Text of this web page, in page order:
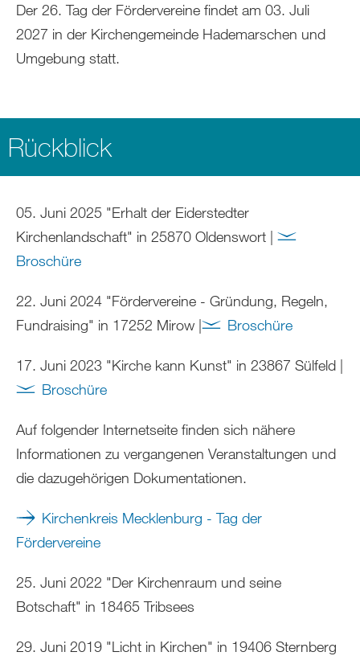
Der 26. Tag der Fördervereine findet am 03. Juli
2027 in der Kirchengemeinde Hademarschen und
Umgebung statt.
Rückblick
05. Juni 2025 "Erhalt der Eiderstedter
Kirchenlandschaft" in 25870 Oldenswort |
Broschüre
22. Juni 2024 "Fördervereine - Gründung, Regeln,
Fundraising" in 17252 Mirow |
Broschüre
17. Juni 2023 "Kirche kann Kunst" in 23867 Sülfeld |
Broschüre
Auf folgender Internetseite finden sich nähere
Informationen zu vergangenen Veranstaltungen und
die dazugehörigen Dokumentationen.
Kirchenkreis Mecklenburg - Tag der
Fördervereine
25. Juni 2022 "Der Kirchenraum und seine
Botschaft" in 18465 Tribsees
29. Juni 2019 "Licht in Kirchen" in 19406 Sternberg